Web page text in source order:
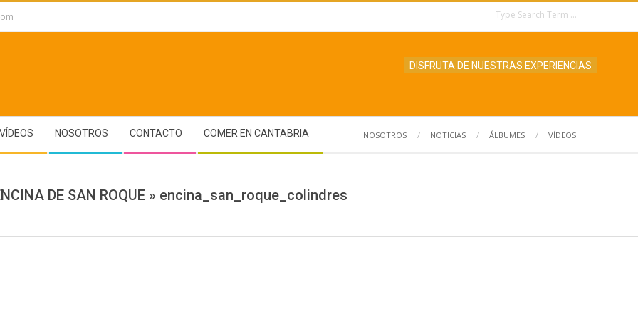
DISFRUTA DE NUESTRAS EXPERIENCIAS
VÍDEOS NOSOTROS CONTACTO COMER EN CANTABRIA NOSOTROS NOTICIAS ÁLBUMES VÍDEOS
DE SAN ROQUE » encina_san_roque_colindres